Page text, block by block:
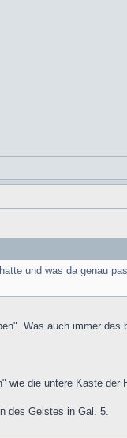
und was da genau
Was auch immer das
die untere Kaste der
des Geistes in Gal. 5.